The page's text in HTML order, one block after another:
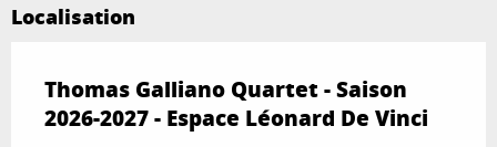
Localisation
Thomas Galliano Quartet - Saison
2026-2027 - Espace Léonard De Vinci